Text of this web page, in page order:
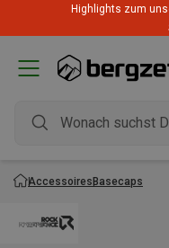
Highlights zum
AccessoiresBasecaps